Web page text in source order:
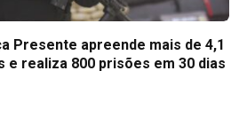
Presente apreende mais de 4,1
e realiza 800 prisões em 30 dias